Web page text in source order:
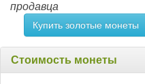
продавца
Купить золотые монеты
Стоимость монеты